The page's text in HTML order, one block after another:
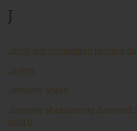
J
Jamg’arib boriladigan pensiya
Jarima
Jismoniy shaxs
Jismoniy shaxslarning daromad
solig’i)